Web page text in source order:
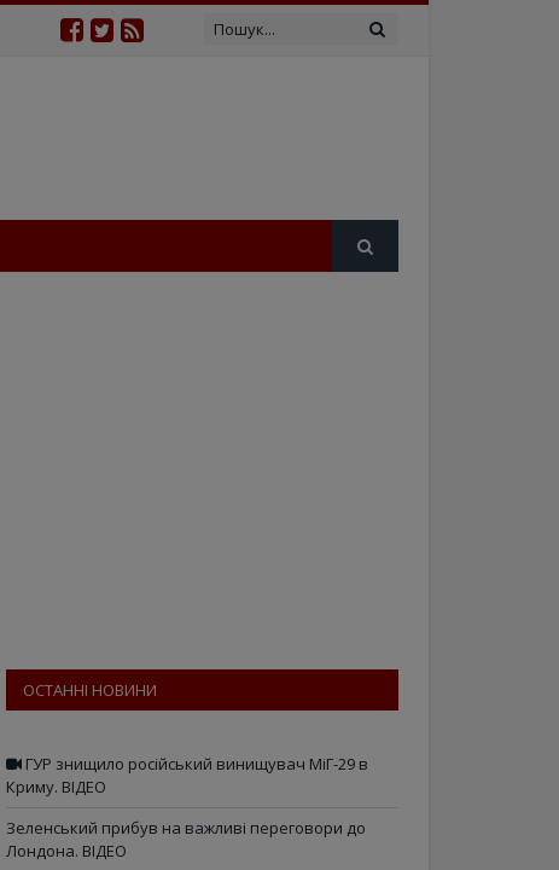
ОСТАННІ НОВИНИ
ГУР знищило російський винищувач МіГ-29 в
Криму. ВІДЕО
Зеленський прибув на важливі переговори до
Лондона. ВІДЕО